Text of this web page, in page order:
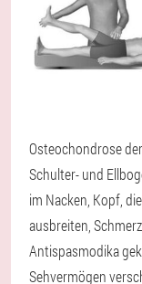
Osteochondrose
Schulter- und
im Nacken, Kopf,
ausbreiten,
Antispasmodika
Sehvermögen